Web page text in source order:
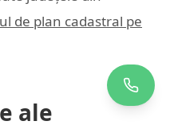
de plan cadastral pe
ale